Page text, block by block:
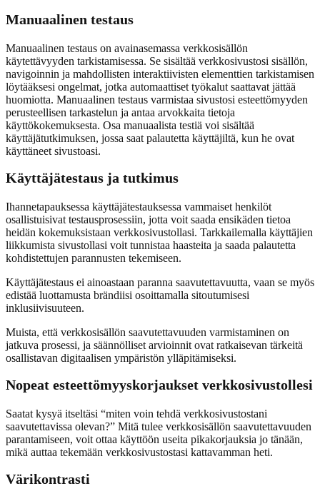
Manuaalinen testaus
Manuaalinen testaus on avainasemassa verkkosisällön
käytettävyyden tarkistamisessa. Se sisältää verkkosivustosi sisällön,
navigoinnin ja mahdollisten interaktiivisten elementtien tarkistamisen
löytääksesi ongelmat, jotka automaattiset työkalut saattavat jättää
huomiotta. Manuaalinen testaus varmistaa sivustosi esteettömyyden
perusteellisen tarkastelun ja antaa arvokkaita tietoja
käyttökokemuksesta. Osa manuaalista testiä voi sisältää
käyttäjätutkimuksen, jossa saat palautetta käyttäjiltä, kun he ovat
käyttäneet sivustoasi.
Käyttäjätestaus ja tutkimus
Ihannetapauksessa käyttäjätestauksessa vammaiset henkilöt
osallistuisivat testausprosessiin, jotta voit saada ensikäden tietoa
heidän kokemuksistaan verkkosivustollasi. Tarkkailemalla käyttäjien
liikkumista sivustollasi voit tunnistaa haasteita ja saada palautetta
kohdistettujen parannusten tekemiseen.
Käyttäjätestaus ei ainoastaan paranna saavutettavuutta, vaan se myös
edistää luottamusta brändiisi osoittamalla sitoutumisesi
inklusiivisuuteen.
Muista, että verkkosisällön saavutettavuuden varmistaminen on
jatkuva prosessi, ja säännölliset arvioinnit ovat ratkaisevan tärkeitä
osallistavan digitaalisen ympäristön ylläpitämiseksi.
Nopeat esteettömyyskorjaukset verkkosivustollesi
Saatat kysyä itseltäsi “miten voin tehdä verkkosivustostani
saavutettavissa olevan?” Mitä tulee verkkosisällön saavutettavuuden
parantamiseen, voit ottaa käyttöön useita pikakorjauksia jo tänään,
mikä auttaa tekemään verkkosivustostasi kattavamman heti.
Värikontrasti